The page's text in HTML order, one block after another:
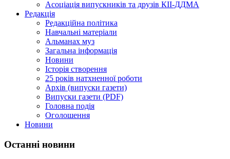
Асоціація випускників та друзів КІІ-ДДМА
Редакція
Редакційна політика
Навчальні матеріали
Альманах муз
Загальна інформація
Новини
Історія створення
25 років натхненної роботи
Архів (випуски газети)
Випуски газети (PDF)
Головна подія
Оголошення
Новини
Останні новини